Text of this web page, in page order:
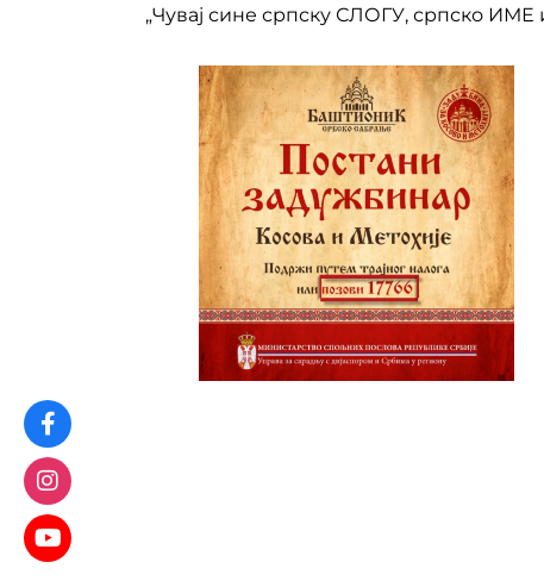
„Чувај сине српску СЛОГУ, српско